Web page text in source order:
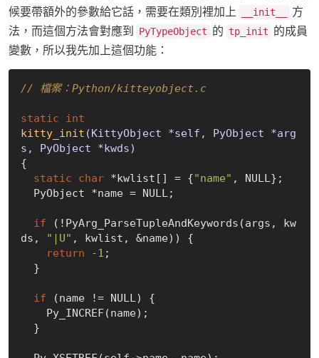
候要帶額外的參數給它話，需要在類別裡加上
__init__
方
法，而這個方法會對應到
PyTypeObject 的 tp_init 的成員
變數，所以我先加上這個功能：
// 檔案：Python/kitteyobject.c
static
int
kitty_init (KittyObject *self, PyObject *arg
s, PyObject *kwds)
{
static
char *kwlist[] = {"name" , NULL};
  PyObject *name =
NULL;
if (!PyArg_ParseTupleAndKeywords(args, kw
ds,
"|U" , kwlist, &name)) {
return
-1 ;
if (name != NULL) {